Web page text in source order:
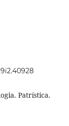
Patrística.